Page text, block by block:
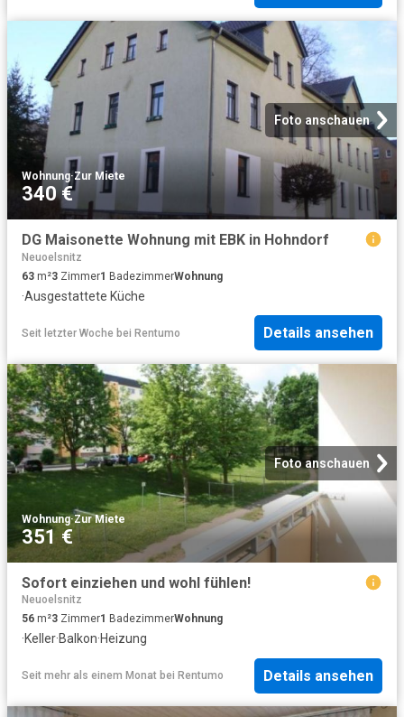
Foto anschauen
Wohnung·Zur Miete
340 €
DG Maisonette Wohnung mit EBK in Hohndorf
Neuoelsnitz
63 m²3 Zimmer1 BadezimmerWohnung
·Ausgestattete Küche
Seit letzter Woche bei Rentumo Details ansehen
Foto anschauen
Wohnung·Zur Miete
351 €
Sofort einziehen und wohl fühlen!
Neuoelsnitz
56 m²3 Zimmer1 BadezimmerWohnung
·Keller·Balkon·Heizung
Seit mehr als einem Monat bei Rentumo Details ansehen